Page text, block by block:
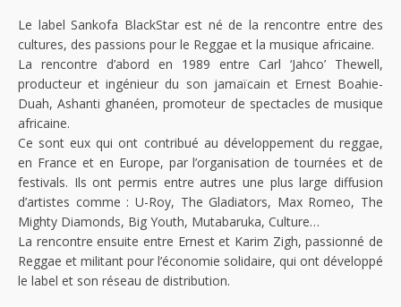
Le label Sankofa BlackStar est né de la rencontre entre des
cultures, des passions pour le Reggae et la musique africaine.
La rencontre d’abord en 1989 entre Carl ‘Jahco’ Thewell,
producteur et ingénieur du son jamaïcain et Ernest Boahie-
Duah, Ashanti ghanéen, promoteur de spectacles de musique
africaine.
Ce sont eux qui ont contribué au développement du reggae,
en France et en Europe, par l’organisation de tournées et de
festivals. Ils ont permis entre autres une plus large diffusion
d’artistes comme : U-Roy, The Gladiators, Max Romeo, The
Mighty Diamonds, Big Youth, Mutabaruka, Culture…
La rencontre ensuite entre Ernest et Karim Zigh, passionné de
Reggae et militant pour l’économie solidaire, qui ont développé
le label et son réseau de distribution.